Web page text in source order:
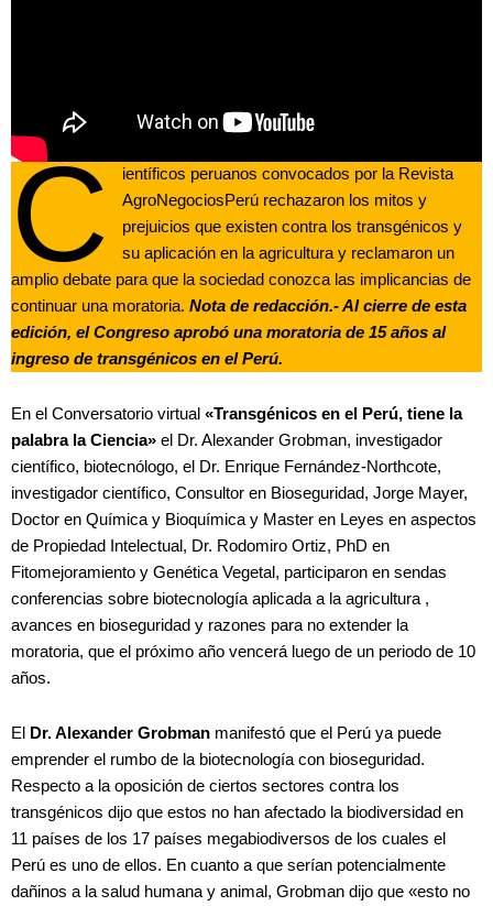
C
ientíficos peruanos convocados por la Revista
AgroNegociosPerú rechazaron los mitos y
prejuicios que existen contra los transgénicos y
su aplicación en la agricultura y reclamaron un
amplio debate para que la sociedad conozca las implicancias de
continuar una moratoria. Nota de redacción.- Al cierre de esta
edición, el Congreso aprobó una moratoria de 15 años al
ingreso de transgénicos en el Perú.
En el Conversatorio virtual «Transgénicos en el Perú, tiene la
palabra la Ciencia» el Dr. Alexander Grobman, investigador
científico, biotecnólogo, el Dr. Enrique Fernández-Northcote,
investigador científico, Consultor en Bioseguridad, Jorge Mayer,
Doctor en Química y Bioquímica y Master en Leyes en aspectos
de Propiedad Intelectual, Dr. Rodomiro Ortiz, PhD en
Fitomejoramiento y Genética Vegetal, participaron en sendas
conferencias sobre biotecnología aplicada a la agricultura ,
avances en bioseguridad y razones para no extender la
moratoria, que el próximo año vencerá luego de un periodo de 10
años.
El Dr. Alexander Grobman manifestó que el Perú ya puede
emprender el rumbo de la biotecnología con bioseguridad.
Respecto a la oposición de ciertos sectores contra los
transgénicos dijo que estos no han afectado la biodiversidad en
11 países de los 17 países megabiodiversos de los cuales el
Perú es uno de ellos. En cuanto a que serían potencialmente
dañinos a la salud humana y animal, Grobman dijo que «esto no